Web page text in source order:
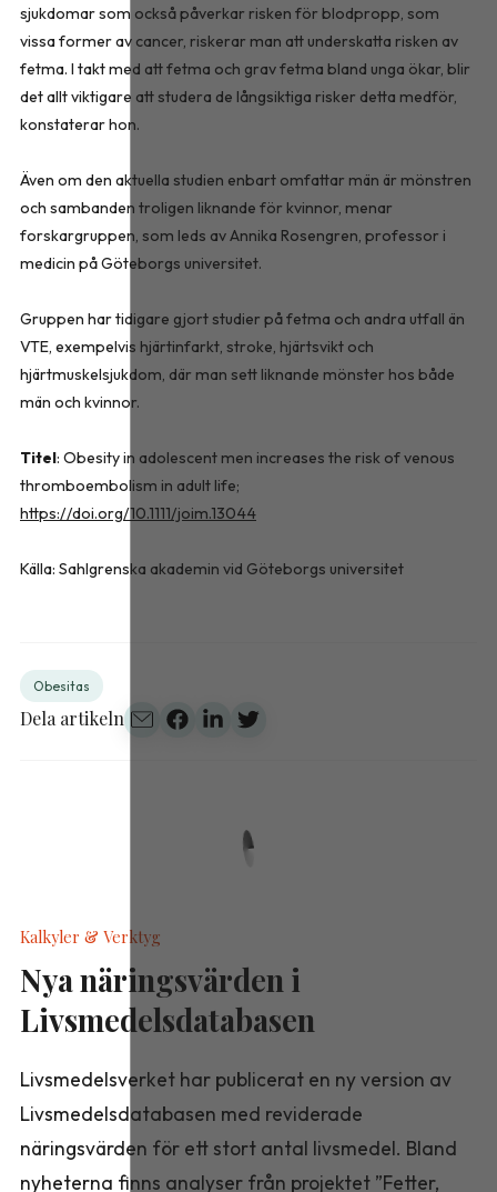
sjukdomar som också påverkar risken för blodpropp, som
vissa former av cancer, riskerar man att underskatta risken av
fetma. I takt med att fetma och grav fetma bland unga ökar, blir
det allt viktigare att studera de långsiktiga risker detta medför,
konstaterar hon.
Även om den aktuella studien enbart omfattar män är mönstren
och sambanden troligen liknande för kvinnor, menar
forskargruppen, som leds av Annika Rosengren, professor i
medicin på Göteborgs universitet.
Gruppen har tidigare gjort studier på fetma och andra utfall än
VTE, exempelvis hjärtinfarkt, stroke, hjärtsvikt och
hjärtmuskelsjukdom, där man sett liknande mönster hos både
män och kvinnor.
Titel: Obesity in adolescent men increases the risk of venous
thromboembolism in adult life;
https://doi.org/10.1111/joim.13044
Källa: Sahlgrenska akademin vid Göteborgs universitet
Obesitas
Dela artikeln
Kalkyler & Verktyg
Nya näringsvärden i
Livsmedelsdatabasen
Livsmedelsverket har publicerat en ny version av
Livsmedelsdatabasen med reviderade
näringsvärden för ett stort antal livsmedel. Bland
nyheterna finns analyser från projektet ”Fetter,